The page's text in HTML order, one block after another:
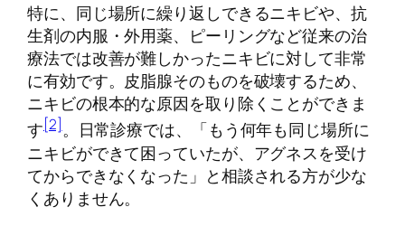
特に、同じ場所に繰り返しできるニキビや、抗
生剤の内服・外用薬、ピーリングなど従来の治
療法では改善が難しかったニキビに対して非常
に有効です。皮脂腺そのものを破壊するため、
ニキビの根本的な原因を取り除くことができま
す[2]。日常診療では、「もう何年も同じ場所に
ニキビができて困っていたが、アグネスを受け
てからできなくなった」と相談される方が少な
くありません。